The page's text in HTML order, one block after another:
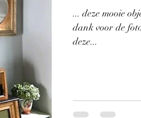
... deze mooie
dank voor de
deze...